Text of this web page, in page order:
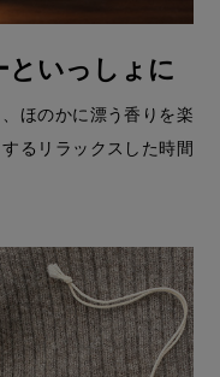
といっしょに
ほのかに漂う香りを楽
るリラックスした時間